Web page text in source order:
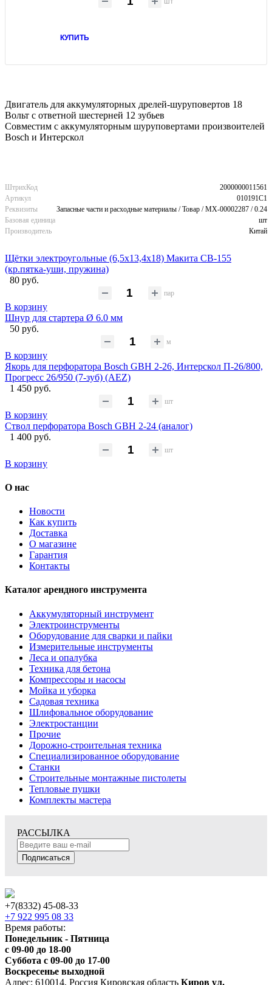
КУПИТЬ
Двигатель для аккумуляторных дрелей-шуруповертов 18
Вольт с ответной шестерней 12 зубьев
Совместим с аккумуляторным шуруповертами произвоителей
Bosch и Интерскол
ШтрихКод
2000000011561
Артикул
010191C1
Реквизиты
Запасные части и расходные материалы / Товар / MX-00002287 / 0.24
Базовая единица
шт
Производитель
Китай
Щётки электроугольные (6,5х13,4х18) Макита CB-155
(кр.пятка-уши, пружина)
80 руб.
пар
В корзину
Шнур для стартера Ø 6.0 мм
50 руб.
м
В корзину
Якорь для перфоратора Bosch GBH 2-26, Интерскол П-26/800,
Прогресс 26/950 (7-зуб) (AEZ)
1 450 руб.
шт
В корзину
Ствол перфоратора Bosch GBH 2-24 (аналог)
1 400 руб.
шт
В корзину
О нас
Новости
Как купить
Доставка
О магазине
Гарантия
Контакты
Каталог арендного инструмента
Аккумуляторный инструмент
Электроинструменты
Оборудование для сварки и пайки
Измерительные инструменты
Леса и опалубка
Техника для бетона
Компрессоры и насосы
Мойка и уборка
Садовая техника
Шлифовальное оборудование
Электростанции
Прочие
Дорожно-строительная техника
Специализированное оборудование
Станки
Строительные монтажные пистолеты
Тепловые пушки
Комплекты мастера
РАССЫЛКА
Подписаться
+7(8332) 45-08-33
+7 922 995 08 33
Время работы:
Понедельник - Пятница
с 09-00 до 18-00
Суббота с 09-00 до 17-00
Воскресенье выходной
Адрес: 610014, Россия Кировская область Киров ул.